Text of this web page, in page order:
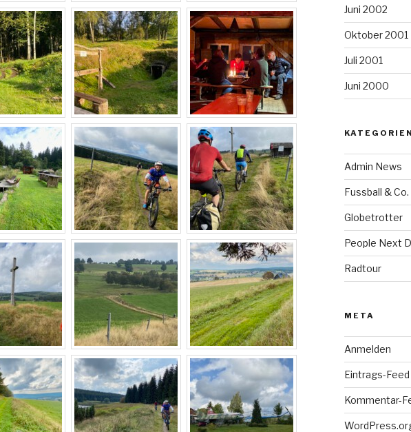
Juni 2002
Oktober 2001
Juli 2001
Juni 2000
KATEGORIEN
Admin News
Fussball & Co.
Globetrotter
People Next
Radtour
META
Anmelden
Eintrags-Feed
Kommentar-